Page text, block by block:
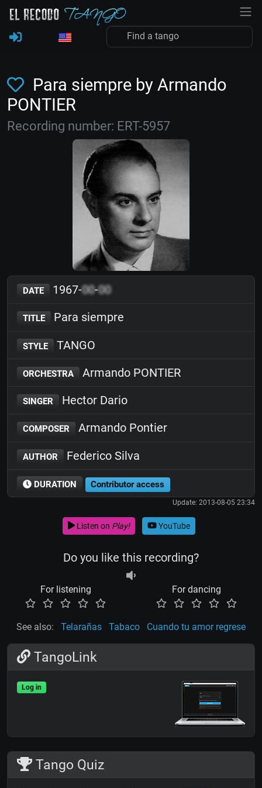
Para siempre by Armando
PONTIER
Recording number: ERT-5957
DATE 1967-00-00
TITLE Para siempre
STYLE TANGO
ORCHESTRA Armando PONTIER
SINGER Hector Dario
COMPOSER Armando Pontier
AUTHOR Federico Silva
DURATION Contributor access
Update: 2013-08-05 23:34
Listen on Play! YouTube
Do you like this recording?
For listening For dancing
See also: Telarañas Tabaco Cuando tu amor regrese
TangoLink
Log in
Tango Quiz